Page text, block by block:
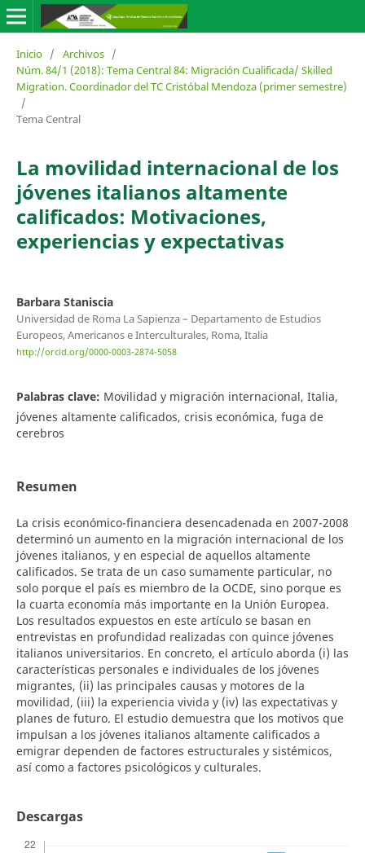
Inicio / Archivos /
Núm. 84/1 (2018): Tema Central 84: Migración Cualificada/ Skilled
Migration. Coordinador del TC Cristóbal Mendoza (primer semestre)
/
Tema Central
La movilidad internacional de los
jóvenes italianos altamente
calificados: Motivaciones,
experiencias y expectativas
Barbara Staniscia
Universidad de Roma La Sapienza – Departamento de Estudios
Europeos, Americanos e Interculturales, Roma, Italia
http://orcid.org/0000-0003-2874-5058
Palabras clave: Movilidad y migración internacional, Italia,
jóvenes altamente calificados, crisis económica, fuga de
cerebros
Resumen
La crisis económico-financiera desencadenada en 2007-2008
determinó un aumento en la migración internacional de los
jóvenes italianos, y en especial de aquellos altamente
calificados. Se trata de un caso sumamente particular, no
solo porque el país es miembro de la OCDE, sino porque es
la cuarta economía más importante en la Unión Europea.
Los resultados expuestos en este artículo se basan en
entrevistas en profundidad realizadas con quince jóvenes
italianos universitarios. En concreto, el artículo aborda (i) las
características personales e individuales de los jóvenes
migrantes, (ii) las principales causas y motores de la
movilidad, (iii) la experiencia vivida y (iv) las expectativas y
planes de futuro. El estudio demuestra que los motivos que
impulsan a los jóvenes italianos altamente calificados a
emigrar dependen de factores estructurales y sistémicos,
así como a factores psicológicos y culturales.
Descargas